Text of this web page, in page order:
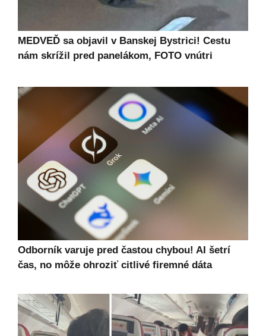
MEDVEĎ sa objavil v Banskej Bystrici! Cestu
nám skrížil pred panelákom, FOTO vnútri
Odborník varuje pred častou chybou! AI šetrí
čas, no môže ohroziť citlivé firemné dáta